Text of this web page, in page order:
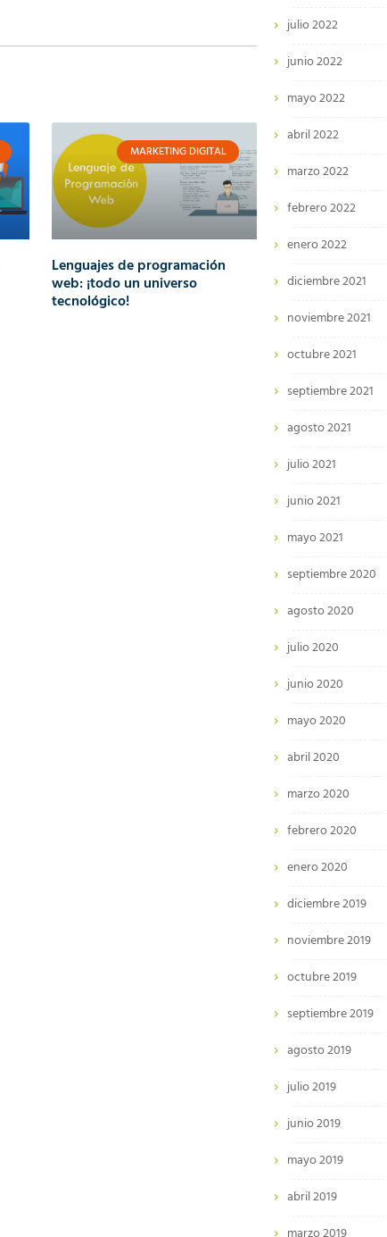
MARKETING DIGITAL
Lenguajes de programación
web: ¡todo un universo
tecnológico!
julio 2022
junio 2022
mayo 2022
abril 2022
marzo 2022
febrero 2022
enero 2022
diciembre 2021
noviembre 2021
octubre 2021
septiembre 2021
agosto 2021
julio 2021
junio 2021
mayo 2021
septiembre 2020
agosto 2020
julio 2020
junio 2020
mayo 2020
abril 2020
marzo 2020
febrero 2020
enero 2020
diciembre 2019
noviembre 2019
octubre 2019
septiembre 2019
agosto 2019
julio 2019
junio 2019
mayo 2019
abril 2019